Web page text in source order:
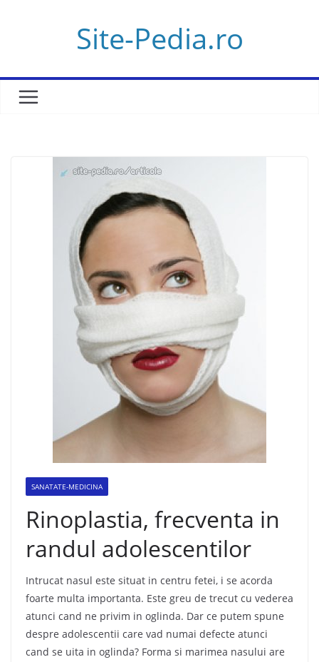
Site-Pedia.ro
SANATATE-MEDICINA
Rinoplastia, frecventa in
randul adolescentilor
Intrucat nasul este situat in centru fetei, i se acorda
foarte multa importanta. Este greu de trecut cu vederea
atunci cand ne privim in oglinda. Dar ce putem spune
despre adolescentii care vad numai defecte atunci
cand se uita in oglinda? Forma si marimea nasului are